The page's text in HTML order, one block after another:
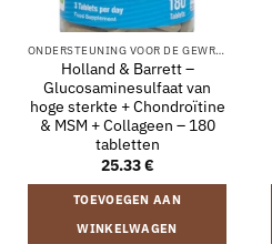
ONDERSTEUNING VOOR DE GEWRICHTEN
Holland & Barrett –
Glucosaminesulfaat van
hoge sterkte + Chondroïtine
& MSM + Collageen – 180
tabletten
25.33€
TOEVOEGEN AAN
WINKELWAGEN